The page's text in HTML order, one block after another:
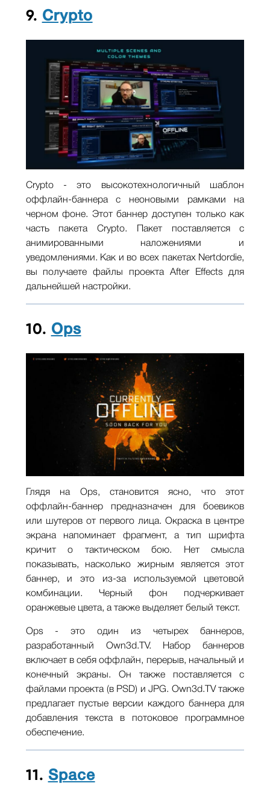
9. Crypto
Crypto - это высокотехнологичный шаблон
оффлайн-баннера с неоновыми рамками на
черном фоне. Этот баннер доступен только как
часть пакета Crypto. Пакет поставляется с
анимированными наложениями и
уведомлениями. Как и во всех пакетах Nertdordie,
вы получаете файлы проекта After Effects для
дальнейшей настройки.
10. Ops
Глядя на Ops, становится ясно, что этот
оффлайн-баннер предназначен для боевиков
или шутеров от первого лица. Окраска в центре
экрана напоминает фрагмент, а тип шрифта
кричит о тактическом бою. Нет смысла
показывать, насколько жирным является этот
баннер, и это из-за используемой цветовой
комбинации. Черный фон подчеркивает
оранжевые цвета, а также выделяет белый текст.
Ops - это один из четырех баннеров,
разработанный Own3d.TV. Набор баннеров
включает в себя оффлайн, перерыв, начальный и
конечный экраны. Он также поставляется с
файлами проекта (в PSD) и JPG. Own3d.TV также
предлагает пустые версии каждого баннера для
добавления текста в потоковое программное
обеспечение.
11. Space